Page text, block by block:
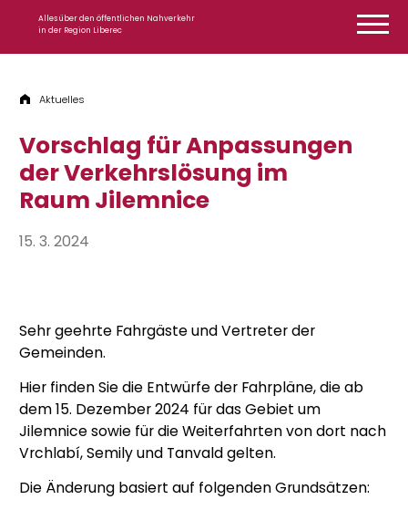
Alles über den öffentlichen Nahverkehr
in der Region Liberec
Aktuelles
Vorschlag für Anpassungen
der Verkehrslösung im
Raum Jilemnice
15. 3. 2024
Sehr geehrte Fahrgäste und Vertreter der
Gemeinden.
Hier finden Sie die Entwürfe der Fahrpläne, die ab
dem 15. Dezember 2024 für das Gebiet um
Jilemnice sowie für die Weiterfahrten von dort nach
Vrchlabí, Semily und Tanvald gelten.
Die Änderung basiert auf folgenden Grundsätzen: